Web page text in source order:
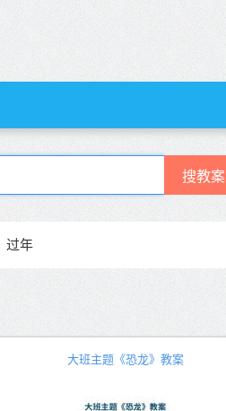
搜教案
过年
大班主题《恐龙》教案